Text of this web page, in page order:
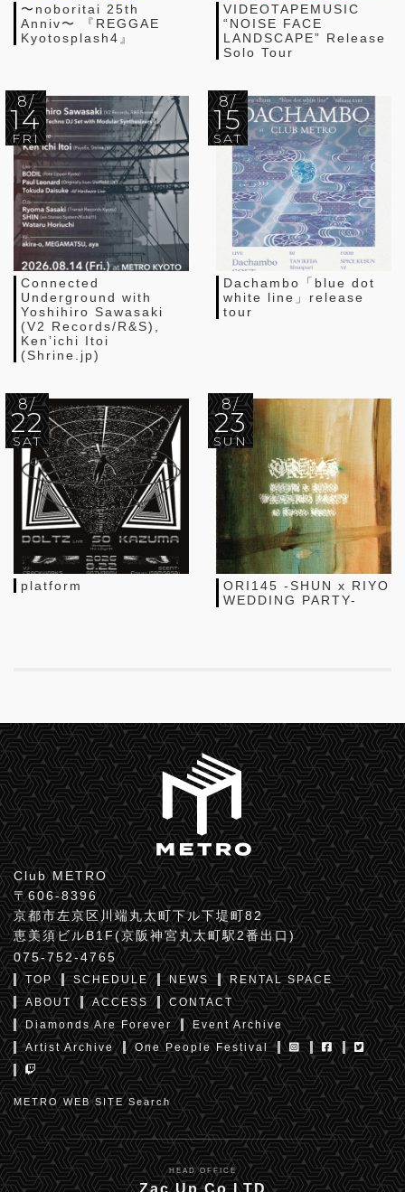
〜noboritai 25th
Anniv〜 『REGGAE
Kyotosplash4』
VIDEOTAPEMUSIC
“NOISE FACE
LANDSCAPE” Release
Solo Tour
8/
14
FRI
Connected
Underground with
Yoshihiro Sawasaki
(V2 Records/R&S),
Ken’ichi Itoi
(Shrine.jp)
8/
15
SAT
Dachambo「blue dot
white line」release
tour
8/
22
SAT
platform
8/
23
SUN
ORI145 -SHUN x RIYO
WEDDING PARTY-
Club METRO
〒606-8396
京都市左京区川端丸太町下ル下堤町82
恵美須ビルB1F(京阪神宮丸太町駅2番出口)
075-752-4765
TOP SCHEDULE NEWS
RENTAL SPACE
ABOUT
ACCESS
CONTACT
Diamonds Are Forever
Event Archive
Artist Archive
One People Festival
METRO WEB SITE Search
HEAD OFFICE